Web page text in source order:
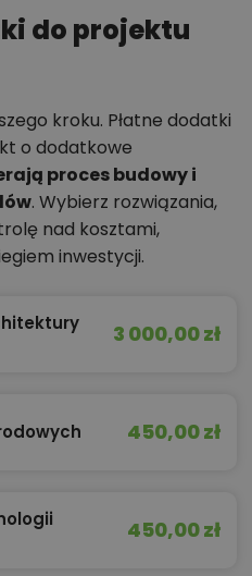
do projektu
kroku. Płatne dodatki
o dodatkowe
proces budowy i
. Wybierz rozwiązania,
nad kosztami,
inwestycji.
3 000,00 zł
450,00 zł
450,00 zł